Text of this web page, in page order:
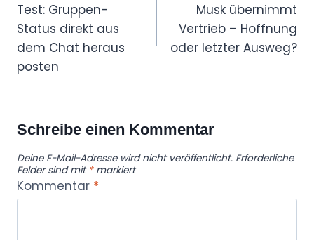
Test: Gruppen-
Status direkt aus
dem Chat heraus
posten
Musk übernimmt
Vertrieb – Hoffnung
oder letzter Ausweg?
Schreibe einen Kommentar
Deine E-Mail-Adresse wird nicht veröffentlicht. Erforderliche
Felder sind mit *markiert
Kommentar *